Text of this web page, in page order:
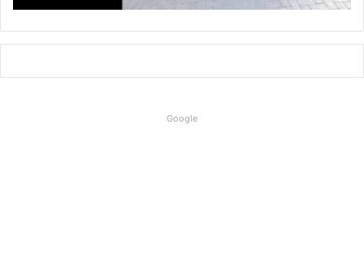
Google